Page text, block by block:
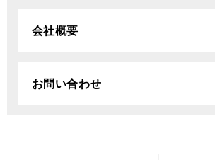
会社概要
お問い合わせ